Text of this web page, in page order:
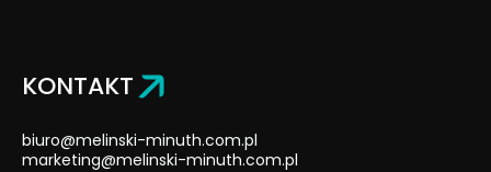
KONTAKT
biuro@melinski-minuth.com.pl
marketing@melinski-minuth.com.pl